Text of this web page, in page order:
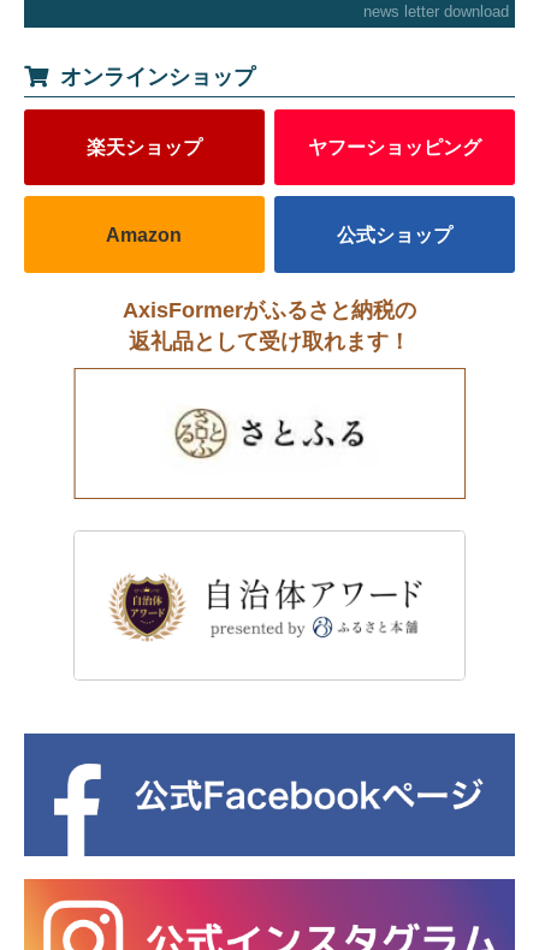
news letter download
オンラインショップ
楽天ショップ ヤフーショッピング
Amazon 公式ショップ
AxisFormerがふるさと納税の
返礼品として受け取れます！